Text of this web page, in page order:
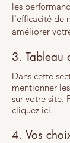
les
l'efficacité de
améliorer
3. Tableau
Dans cette
mentionner
sur votre site.
cliquez ici.
4. Vos